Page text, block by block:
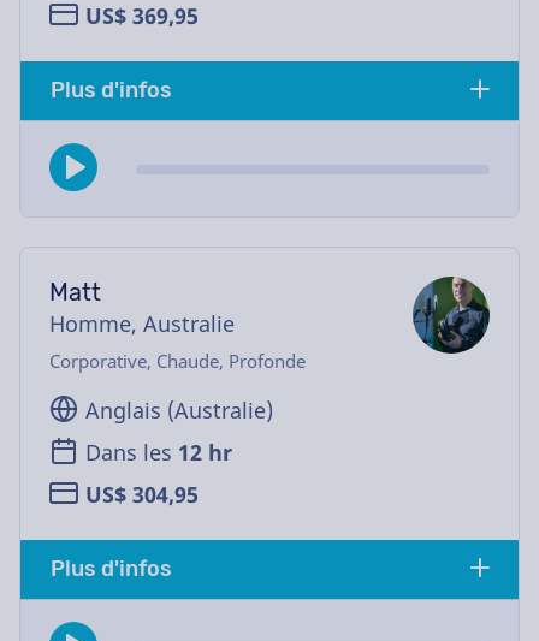
US$ 369,95
Plus d'infos
Matt
Homme, Australie
Corporative, Chaude, Profonde
Anglais (Australie)
Dans les 12 hr
US$ 304,95
Plus d'infos